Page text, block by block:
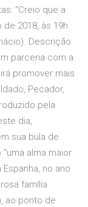
"Creio que a
2018, às 19h
Descrição:
parceria com a
promover mais
Pecador,
pela
dia,
sua bula de
alma maior
no ano
família
ao ponto de